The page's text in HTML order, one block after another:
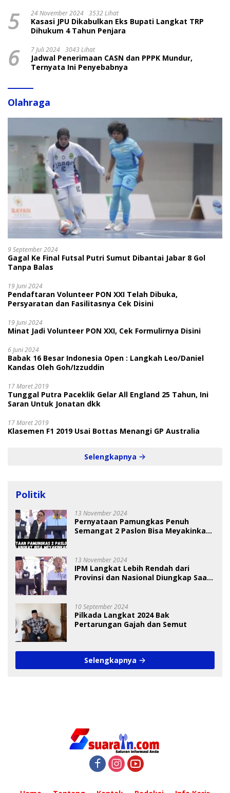
5 24 November 2024 3532 Lihat
Kasasi JPU Dikabulkan Eks Bupati Langkat TRP
Dihukum 4 Tahun Penjara
6 7 Juli 2024 3043 Lihat
Jadwal Penerimaan CASN dan PPPK Mundur,
Ternyata Ini Penyebabnya
Olahraga
9 September 2024
Gagal Ke Final Futsal Putri Sumut Dibantai Jabar 8 Gol
Tanpa Balas
19 Juni 2024
Pendaftaran Volunteer PON XXI Telah Dibuka,
Persyaratan dan Fasilitasnya Cek Disini
19 Juni 2024
Minat Jadi Volunteer PON XXI, Cek Formulirnya Disini
6 Juni 2024
Babak 16 Besar Indonesia Open : Langkah Leo/Daniel
Kandas Oleh Goh/Izzuddin
17 Maret 2019
Tunggal Putra Paceklik Gelar All England 25 Tahun, Ini
Saran Untuk Jonatan dkk
17 Maret 2019
Klasemen F1 2019 Usai Bottas Menangi GP Australia
Selengkapnya
Politik
13 November 2024
Pernyataan Pamungkas Penuh
Semangat 2 Paslon Bisa Meyakinkan
13 November 2024
IPM Langkat Lebih Rendah dari
Provinsi dan Nasional Diungkap Saat
10 September 2024
Pilkada Langkat 2024 Bak
Pertarungan Gajah dan Semut
Selengkapnya